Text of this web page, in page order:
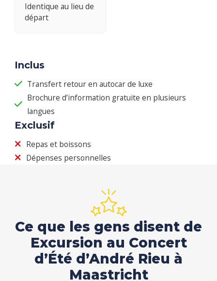
Identique au lieu de
départ
Inclus
Transfert retour en autocar de luxe
Brochure d’information gratuite en plusieurs
langues
Exclusif
Repas et boissons
Dépenses personnelles
Ce que les gens disent de
Excursion au Concert
d’Été d’André Rieu à
Maastricht